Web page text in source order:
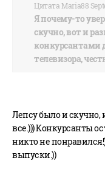
Цитата Maria88
Я почему-то
скучно, вот и
конкурсантами
телевизора,
Лепсу было и скучно,
все.))) Конкурсанты
никто не
выпуски.))